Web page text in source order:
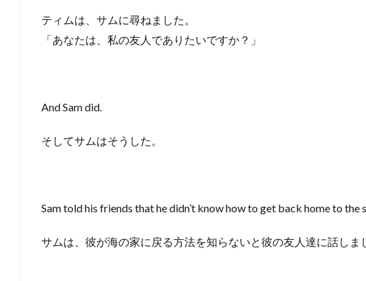
ティムは、サムに尋ねました。
「あなたは、私の友人でありたいですか？」
And Sam did.
そしてサムはそうした。
Sam told his friends that he didn’t know how to get back home to the
サムは、彼が海の家に戻る方法を知らないと彼の友人達に話しま